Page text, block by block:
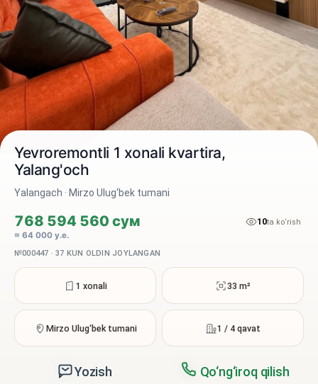
Yevroremontli 1 xonali kvartira,
Yalang'och
Yalangach · Mirzo Ulug‘bek tumani
768 594 560 сум
≈ 64 000 у.е.
10ta ko‘rish
№000447 · 37 KUN OLDIN JOYLANGAN
1 xonali 33 m²
Mirzo Ulug‘bek tumani 1 / 4 qavat
Yozish Qo‘ng‘iroq qilish